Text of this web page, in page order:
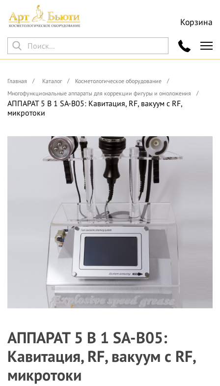
Корзина
Главная Каталог
Косметологическое оборудование
Многофункциональные аппараты для коррекции фигуры и омоложения
АППАРАТ 5 В 1 SA-B05: Кавитация, RF, вакуум с RF,
микротоки
АППАРАТ 5 В 1 SA-B05:
Кавитация, RF, вакуум с RF,
микротоки